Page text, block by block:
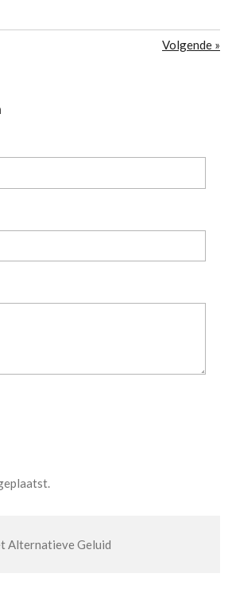
Volgende »
Alternatieve Geluid